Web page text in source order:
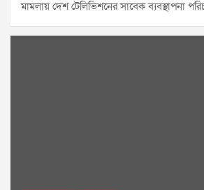
মামলায় দেশ টেলিভিশনের সাবেক ব্যবস্থাপনা